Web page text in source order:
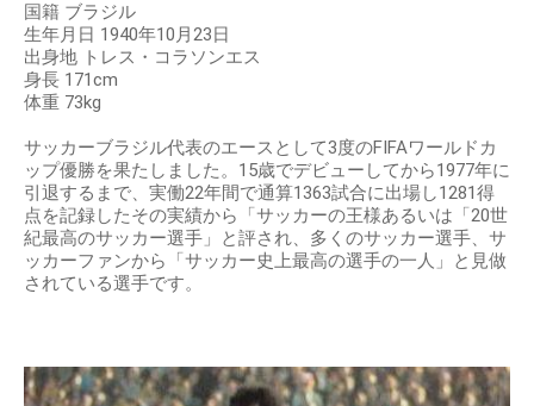
国籍 ブラジル
生年月日 1940年10月23日
出身地 トレス・コラソンエス
身長 171cm
体重 73kg
サッカーブラジル代表のエースとして3度のFIFAワールドカ
ップ優勝を果たしました。15歳でデビューしてから1977年に
引退するまで、実働22年間で通算1363試合に出場し1281得
点を記録したその実績から「サッカーの王様あるいは「20世
紀最高のサッカー選手」と評され、多くのサッカー選手、サ
ッカーファンから「サッカー史上最高の選手の一人」と見做
されている選手です。